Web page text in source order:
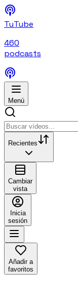
TuTube
460
podcasts
Menú
Recientes
Cambiar
vista
Inicia
sesión
Añadir a
favoritos